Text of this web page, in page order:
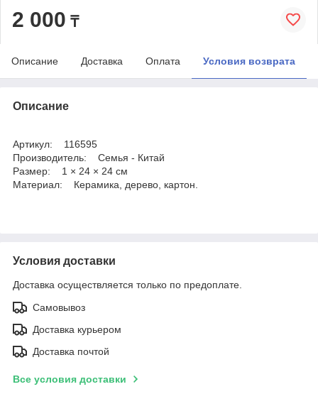
2 000 ₸
Описание Доставка Оплата Условия возврата
Описание
Артикул: 116595
Производитель: Семья - Китай
Размер: 1 × 24 × 24 см
Материал: Керамика, дерево, картон.
Условия доставки
Доставка осуществляется только по предоплате.
Самовывоз
Доставка курьером
Доставка почтой
Все условия доставки